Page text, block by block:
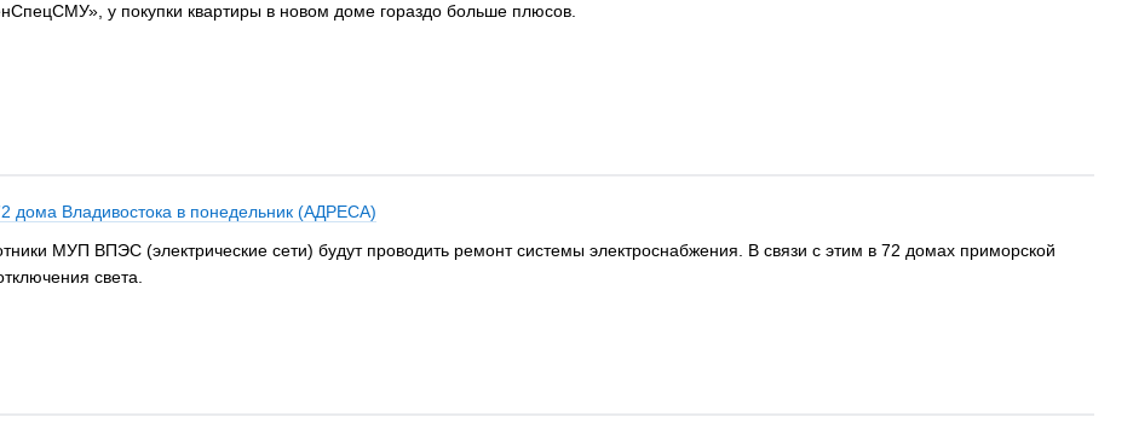
у покупки квартиры в новом доме гораздо больше плюсов.
дома Владивостока в понедельник (АДРЕСА)
МУП ВПЭС (электрические сети) будут проводить ремонт системы электроснабжения. В связи с этим в 72 домах приморской
света.